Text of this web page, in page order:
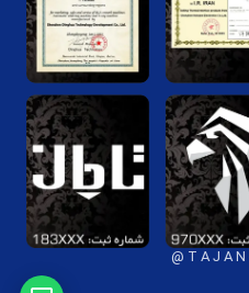
T A J A N -